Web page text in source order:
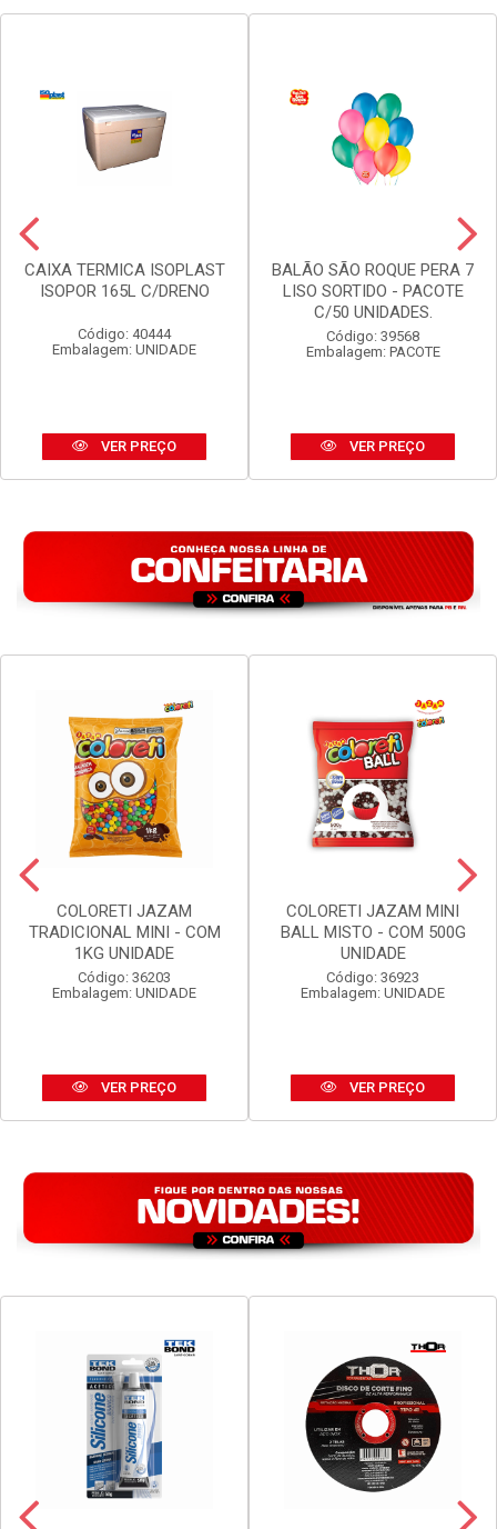
CAIXA TERMICA ISOPLAST
ISOPOR 165L C/DRENO
Código: 40444
Embalagem: UNIDADE
VER PREÇO
BALÃO SÃO ROQUE PERA 7
LISO SORTIDO - PACOTE
C/50 UNIDADES.
Código: 39568
Embalagem: PACOTE
VER PREÇO
COLORETI JAZAM
TRADICIONAL MINI - COM
1KG UNIDADE
Código: 36203
Embalagem: UNIDADE
VER PREÇO
COLORETI JAZAM MINI
BALL MISTO - COM 500G
UNIDADE
Código: 36923
Embalagem: UNIDADE
VER PREÇO